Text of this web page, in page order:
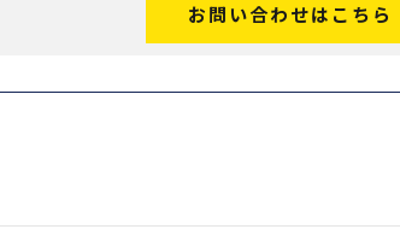
お問い合わせはこちら